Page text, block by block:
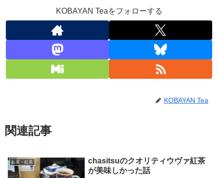
KOBAYAN Teaをフォローする
KOBAYAN Tea
関連記事
お茶・紅茶
chasitsuのクオリティウヴァ紅茶
が美味しかった話